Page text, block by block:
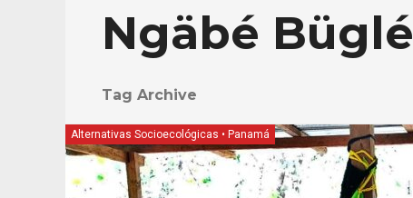
Ngäbé Büglé
Tag Archive
Alternativas Socioecológicas • Panamá